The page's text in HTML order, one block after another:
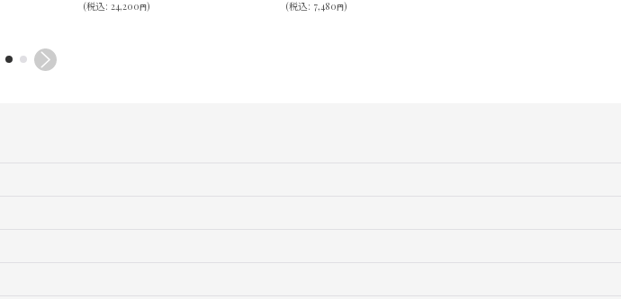
(税込: 24,200円) (税込: 7,480円)